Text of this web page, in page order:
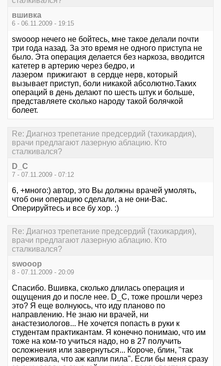
вшивка
6 - 06.11.2009 - 19:15
swooop нечего не бойтесь, мне такое делали почти
три года назад. За это время не одного приступа не
было. Эта операция делается без наркоза, вводится
катетер в артерию через бедро, и
лазером прижигают в сердце нерв, который
вызывает приступ, боли никакой абсолютно.Таких
операций в день делают по шесть штук и больше,
представляете сколько народу такой болячкой
болеет.
Re: Диагноз трепетание предсердий (тахикардия),
врачи предлагают лазерную аблацию. Кто
сталкивался?
D_C
7 - 07.11.2009 - 07:12
6, +много:) автор, это Вы должны врачей умолять,
чтоб они операцию сделали, а не они-Вас.
Оперируйтесь и все бу хор. :)
Re: Диагноз трепетание предсердий (тахикардия),
врачи предлагают лазерную аблацию. Кто
сталкивался?
swooop
8 - 07.11.2009 - 20:09
Спасибо. Вшивка, сколько длилась операция и
ощущения до и после нее. D_C, тоже прошли через
это? Я еще волнуюсь, что иду планово по
направлению. Не знаю ни врачей, ни
анастезиологов... Не хочется попасть в руки к
студентам практикантам. Я конечно понимаю, что им
тоже на ком-то учиться надо, но в 27 получить
осложнения или завернуться... Короче, блин, "так
переживала, что аж капли пила". Если бы меня сразу